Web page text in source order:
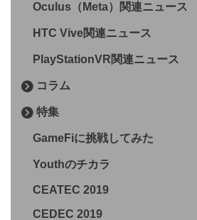
Oculus（Meta）関連ニュース
HTC Vive関連ニュース
PlayStationVR関連ニュース
コラム
特集
GameFiに挑戦してみた
Youthのチカラ
CEATEC 2019
CEDEC 2019